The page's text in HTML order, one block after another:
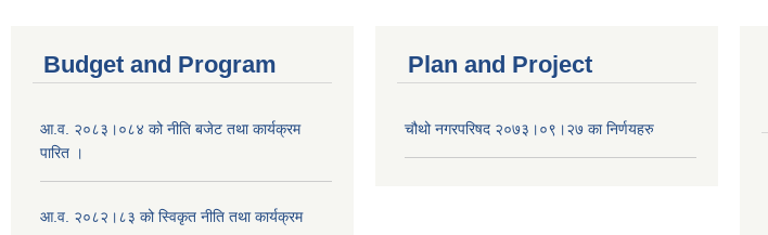
Budget and Program
आ.व. २०८३।०८४ को नीति बजेट तथा कार्यक्रम
पारित ।
आ.व. २०८२।८३ को स्विकृत नीति तथा कार्यक्रम
Plan and Project
चौथो नगरपरिषद २०७३।०९।२७ का निर्णयहरु